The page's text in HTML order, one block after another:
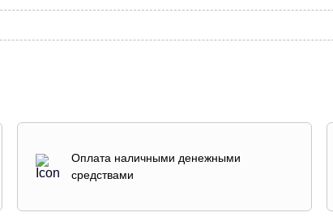
Оплата наличными денежными
средствами